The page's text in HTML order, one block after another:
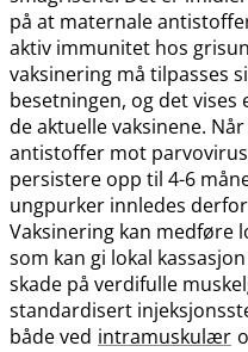
på at maternale
aktiv immunitet hos
vaksinering må tilpasses
besetningen, og det
de aktuelle vaksinene.
antistoffer mot
persistere opp til 4-6
ungpurker innledes
Vaksinering kan medføre
som kan gi lokal
skade på verdifulle
standardisert
både ved intramuskulær